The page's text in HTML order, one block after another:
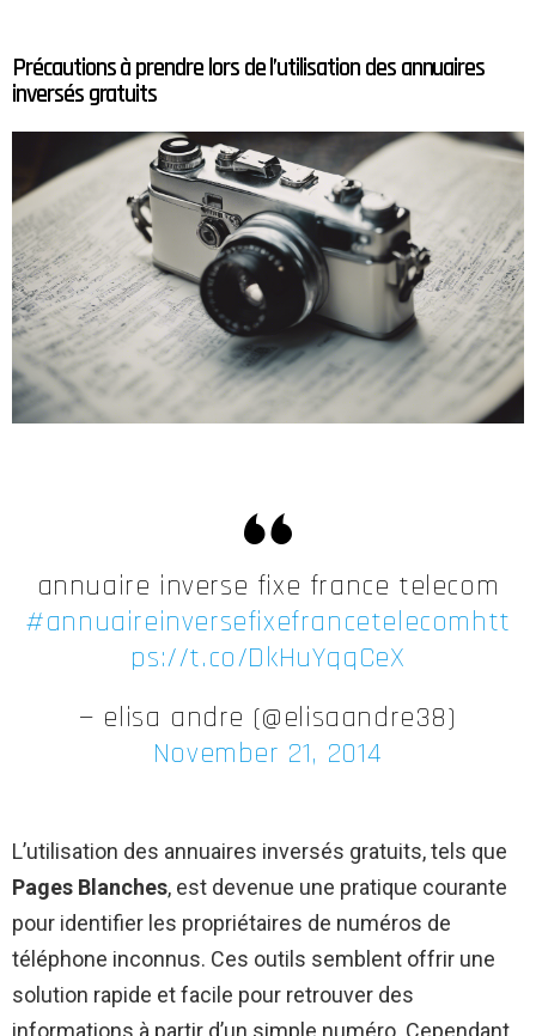
Précautions à prendre lors de l’utilisation des annuaires
inversés gratuits
annuaire inverse fixe france telecom
#annuaireinversefixefrancetelecomhtt
ps://t.co/DkHuYqqCeX
— elisa andre (@elisaandre38)
November 21, 2014
L’utilisation des annuaires inversés gratuits, tels que
Pages Blanches, est devenue une pratique courante
pour identifier les propriétaires de numéros de
téléphone inconnus. Ces outils semblent offrir une
solution rapide et facile pour retrouver des
informations à partir d’un simple numéro. Cependant,